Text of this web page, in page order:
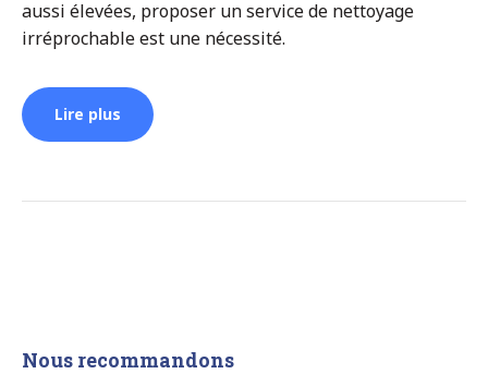
aussi élevées, proposer un service de nettoyage
irréprochable est une nécessité.
Lire plus
Nous recommandons